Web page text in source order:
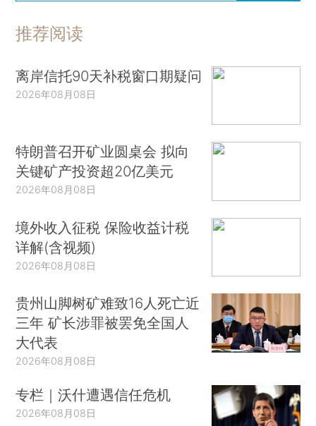
推荐阅读
离岸信托90天补税窗口期疑问
2026年08月08日
特朗普召开矿业圆桌会 拟向
关键矿产投资超20亿美元
2026年08月08日
境外收入征税 保险收益计税
详解(含视频)
2026年08月08日
贵州山脚树矿难致16人死亡近
三年 矿长涉罪被罢免全国人
大代表
2026年08月08日
专栏｜沃什遭遇信任危机
2026年08月08日